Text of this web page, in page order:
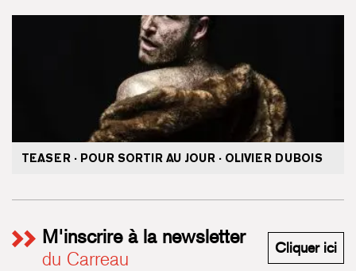
TEASER · POUR SORTIR AU JOUR · OLIVIER DUBOIS
M'inscrire à la newsletter
du Carreau
Cliquer ici